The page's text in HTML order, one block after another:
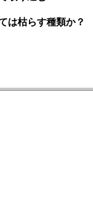
は枯らす種類か？